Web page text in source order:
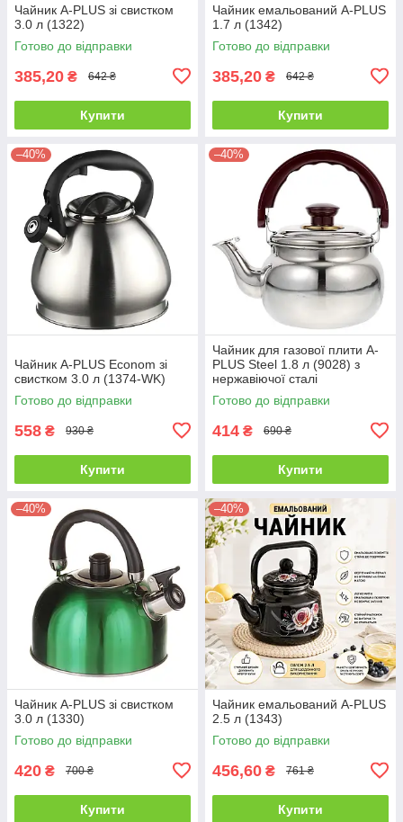
Чайник A-PLUS зі свистком
3.0 л (1322)
Готово до відправки
385,20 ₴ 642 ₴
Купити
Чайник емальований A-PLUS
1.7 л (1342)
Готово до відправки
385,20 ₴ 642 ₴
Купити
–40%
Чайник A-PLUS Econom зі
свистком 3.0 л (1374-WK)
Готово до відправки
558 ₴ 930 ₴
Купити
–40%
Чайник для газової плити A-
PLUS Steel 1.8 л (9028) з
нержавіючої сталі
Готово до відправки
414 ₴ 690 ₴
Купити
–40%
Чайник A-PLUS зі свистком
3.0 л (1330)
Готово до відправки
420 ₴ 700 ₴
Купити
–40%
Чайник емальований A-PLUS
2.5 л (1343)
Готово до відправки
456,60 ₴ 761 ₴
Купити